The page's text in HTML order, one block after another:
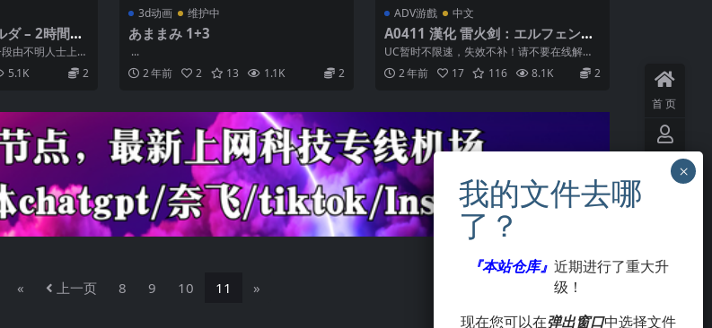
ダ – 2時間弱
女教師大炎
由不明人士上傳
絡上傳開，震
5.1K 2
3d动画 维护中
あままみ 1+3
...
2 年前
2 13 1.1K 2
ADV游戲 中文
A0411 漢化 雷火剑：エルフェンキ
ング 精灵王
UC暂时不限速，失效不补！请不要在线解
压...
2 年前 17 116 8.1K 2
« 上一页 8 9 10 11 »
首页
用户
中心
『本站仓库』 近期进行了重大升
级！
现在您可以在弹出窗口中选择文件